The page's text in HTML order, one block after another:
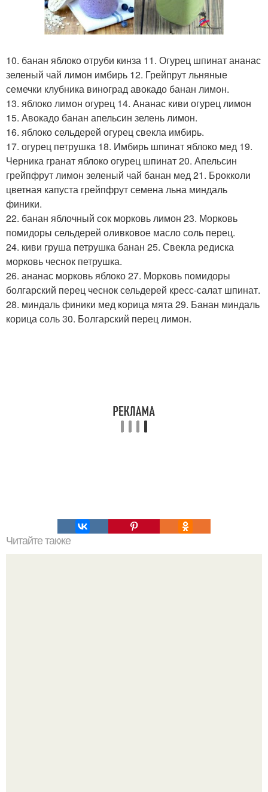
10. банан яблоко отруби кинза 11. Огурец шпинат ананас
зеленый чай лимон имбирь 12. Грейпрут льняные
семечки клубника виноград авокадо банан лимон.
13. яблоко лимон огурец 14. Ананас киви огурец лимон
15. Авокадо банан апельсин зелень лимон.
16. яблоко сельдерей огурец свекла имбирь.
17. огурец петрушка 18. Имбирь шпинат яблоко мед 19.
Черника гранат яблоко огурец шпинат 20. Апельсин
грейпфрут лимон зеленый чай банан мед 21. Брокколи
цветная капуста грейпфрут семена льна миндаль
финики.
22. банан яблочный сок морковь лимон 23. Морковь
помидоры сельдерей оливковое масло соль перец.
24. киви груша петрушка банан 25. Свекла редиска
морковь чеснок петрушка.
26. ананас морковь яблоко 27. Морковь помидоры
болгарский перец чеснок сельдерей кресс-салат шпинат.
28. миндаль финики мед корица мята 29. Банан миндаль
корица соль 30. Болгарский перец лимон.
Читайте также